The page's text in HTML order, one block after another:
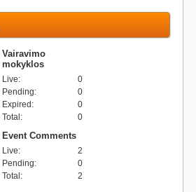
Vairavimo
mokyklos
Live:
0
Pending:
0
Expired :
0
Total : 0
Event Comments
Live:
2
Pending:
0
Total : 2